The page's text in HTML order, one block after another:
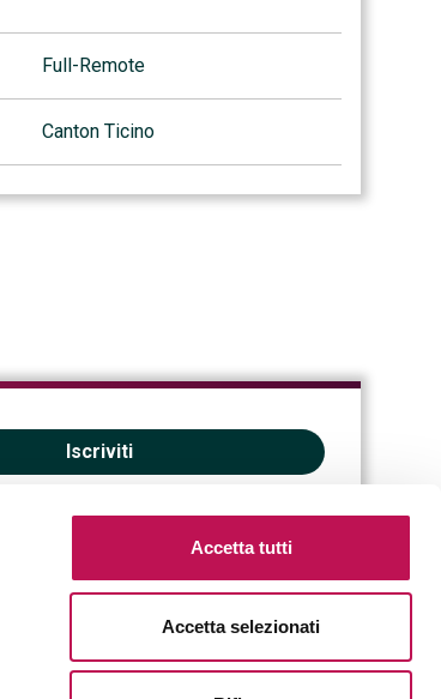
Accetta tutti
Accetta selezionati
Full-Remote
Canton Ticino
Iscriviti